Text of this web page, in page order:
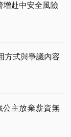
赴中安全風險
方式與爭議內容
公主放棄薪資無